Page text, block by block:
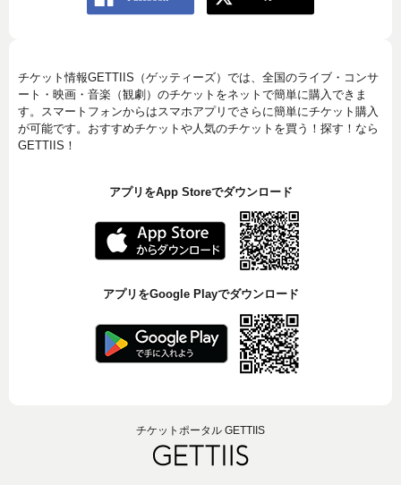
チケット情報GETTIIS（ゲッティーズ）では、全国のライブ・コンサ
ート・映画・音楽（観劇）のチケットをネットで簡単に購入できま
す。スマートフォンからはスマホアプリでさらに簡単にチケット購入
が可能です。おすすめチケットや人気のチケットを買う！探す！なら
GETTIIS！
アプリをApp Storeでダウンロード
アプリをGoogle Playでダウンロード
チケットポータル GETTIIS